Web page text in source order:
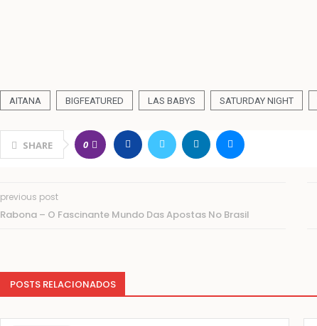
AITANA BIGFEATURED LAS BABYS SATURDAY NIGHT
SHARE 0
previous post
Rabona – O Fascinante Mundo Das Apostas No Brasil
POSTS RELACIONADOS